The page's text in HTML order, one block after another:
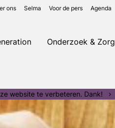
Onderzoek & Zorg
ons Selma Voor de pers Agenda
website te verbeteren. Dank!